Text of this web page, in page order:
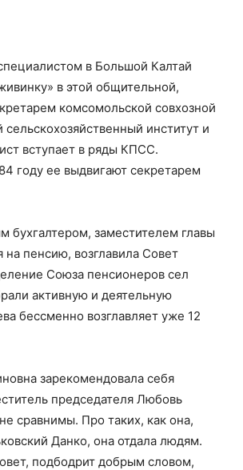
в Большой Калтай
в этой общительной,
комсомольской совхозной
институт и
вступает в ряды КПСС.
году ее выдвигают секретарем
бухгалтером, заместителем главы
пенсию, возглавила Совет
Союза пенсионеров сел
активную и деятельную
бессменно возглавляет уже 12
зарекомендовала себя
председателя Любовь
сравнимы. Про таких, как она,
Данко, она отдала людям.
подбодрит добрым словом,